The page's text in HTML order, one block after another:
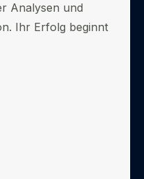
Analysen und
Ihr Erfolg beginnt